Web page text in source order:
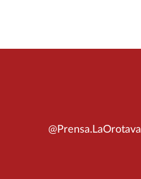
@Prensa.LaOrotava